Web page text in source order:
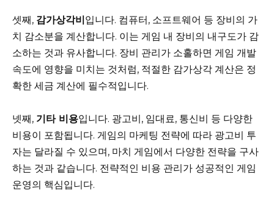
셋째, 감가상각비입니다. 컴퓨터, 소프트웨어 등 장비의 가
치 감소분을 계산합니다. 이는 게임 내 장비의 내구도가 감
소하는 것과 유사합니다. 장비 관리가 소홀하면 게임 개발
속도에 영향을 미치는 것처럼, 적절한 감가상각 계산은 정
확한 세금 계산에 필수적입니다.
넷째, 기타 비용입니다. 광고비, 임대료, 통신비 등 다양한
비용이 포함됩니다. 게임의 마케팅 전략에 따라 광고비 투
자는 달라질 수 있으며, 마치 게임에서 다양한 전략을 구사
하는 것과 같습니다. 전략적인 비용 관리가 성공적인 게임
운영의 핵심입니다.